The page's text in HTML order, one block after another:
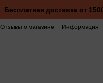
Бесплатная доставка от
Отзывы о магазине Информация